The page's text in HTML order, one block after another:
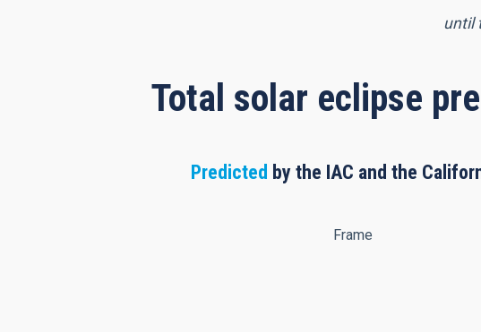
until
Total solar eclipse
Predicted by the IAC and the
Frame